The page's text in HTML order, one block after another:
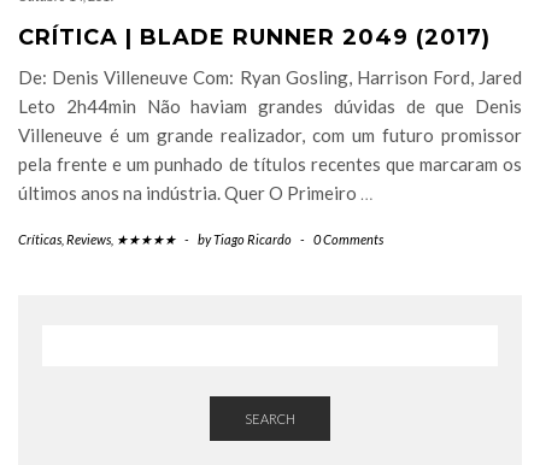
CRÍTICA | BLADE RUNNER 2049 (2017)
De: Denis Villeneuve Com: Ryan Gosling, Harrison Ford, Jared
Leto 2h44min Não haviam grandes dúvidas de que Denis
Villeneuve é um grande realizador, com um futuro promissor
pela frente e um punhado de títulos recentes que marcaram os
últimos anos na indústria. Quer O Primeiro …
Críticas Reviews ★★★★★ - byTiago Ricardo - 0 Comments
SEARCH